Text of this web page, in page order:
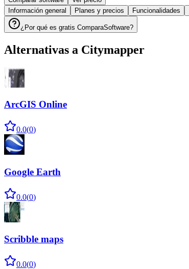
Información general
Planes y precios Funcionalidades
¿Por qué es gratis ComparaSoftware?
Alternativas a Citymapper
ArcGIS Online
0.0(0)
Google Earth
0.0(0)
Scribble maps
0.0(0)